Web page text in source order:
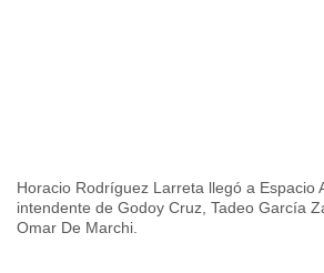
Horacio Rodríguez Larreta llegó a Espacio
intendente de Godoy Cruz, Tadeo García
Omar De Marchi.